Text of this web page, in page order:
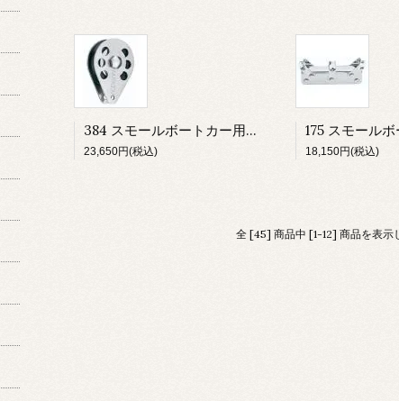
384 スモールボートカー用 ワイヤーブロック ハイロード バング
23,650円(税込) 18,150円(税込)
全 [45] 商品中 [1-12] 商品を表示